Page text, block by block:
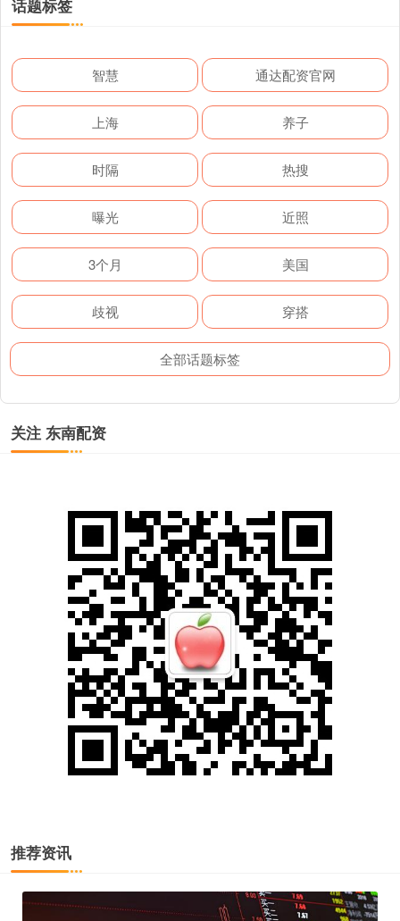
话题标签
智慧 通达配资官网
上海 养子
时隔 热搜
曝光 近照
3个月 美国
歧视 穿搭
全部话题标签
关注 东南配资
推荐资讯